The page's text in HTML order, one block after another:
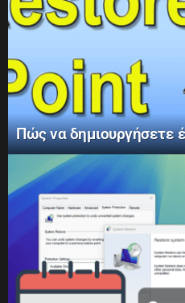
Πώς να δημιουργήσετε